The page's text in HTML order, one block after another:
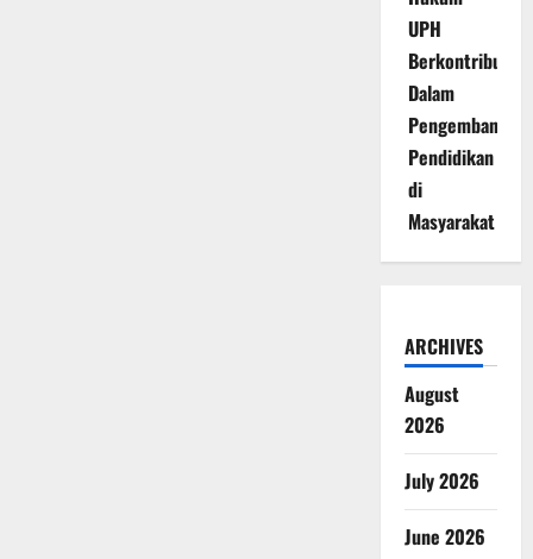
UPH
Berkontribusi
Dalam
Pengembangan
Pendidikan
di
Masyarakat
ARCHIVES
August
2026
July 2026
June 2026